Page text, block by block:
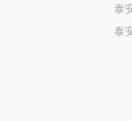
泰
泰